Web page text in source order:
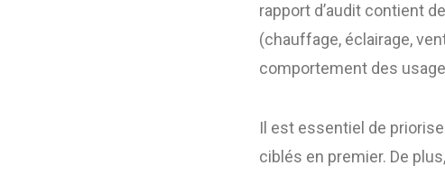
rapport d’audit contient
(chauffage, éclairage,
comportement des
Il est essentiel de
ciblés en premier. De